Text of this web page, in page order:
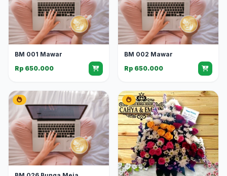
BM 001 Mawar
Rp 650.000
BM 002 Mawar
Rp 650.000